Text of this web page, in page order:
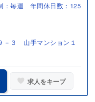
：毎週 年間休日数：125
－３ 山手マンション１
求人をキープ